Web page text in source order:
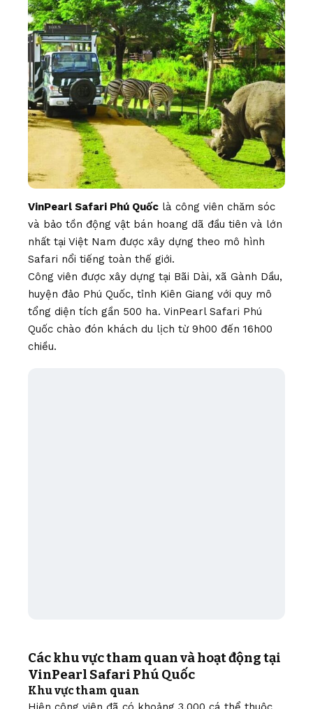
VinPearl Safari Phú Quốc là công viên chăm sóc
và bảo tồn động vật bán hoang dã đầu tiên và lớn
nhất tại Việt Nam được xây dựng theo mô hình
Safari nổi tiếng toàn thế giới.
Công viên được xây dựng tại Bãi Dài, xã Gành Dầu,
huyện đảo Phú Quốc, tỉnh Kiên Giang với quy mô
tổng diện tích gần 500 ha. VinPearl Safari Phú
Quốc chào đón khách du lịch từ 9h00 đến 16h00
chiều.
Các khu vực tham quan và hoạt động tại
VinPearl Safari Phú Quốc
Khu vực tham quan